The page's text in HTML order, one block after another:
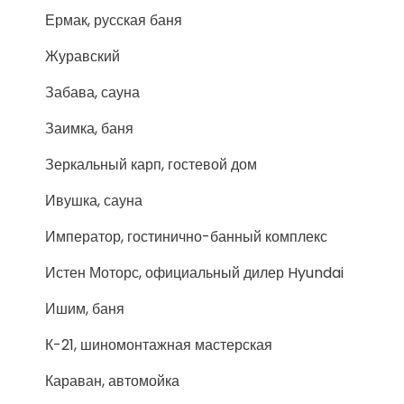
Ермак, русская баня
Журавский
Забава, сауна
Заимка, баня
Зеркальный карп, гостевой дом
Ивушка, сауна
Император, гостинично-банный комплекс
Истен Моторс, официальный дилер Hyundai
Ишим, баня
К-21, шиномонтажная мастерская
Караван, автомойка